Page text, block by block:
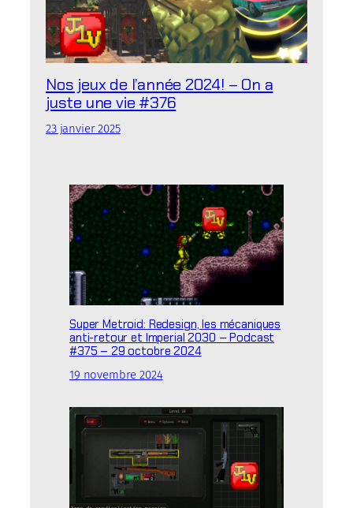
Nos jeux de l’année 2024! – On a
juste une vie #376
23 janvier 2025
Super Metroid: Redesign, les mécaniques
anti-retour et Imperial 2030 – Podcast
#375 – 29 octobre 2024
19 novembre 2024